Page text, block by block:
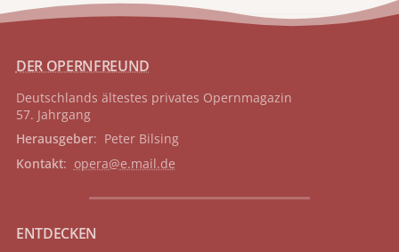
DER OPERNFREUND
Deutschlands ältestes privates Opernmagazin
57. Jahrgang
Herausgeber: Peter Bilsing
Kontakt: opera@e.mail.de
ENTDECKEN